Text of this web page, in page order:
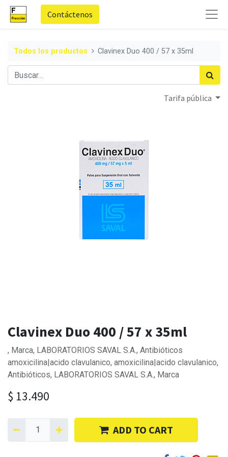
Contáctenos
Todos los productos Clavinex Duo 400 / 57 x 35ml
Tarifa pública
Clavinex Duo 400 / 57 x 35ml
, Marca, LABORATORIOS SAVAL S.A., Antibióticos
amoxicilina|acido clavulanico, amoxicilina|acido clavulanico,
Antibióticos, LABORATORIOS SAVAL S.A., Marca
$ 13.490
ADD TO CART